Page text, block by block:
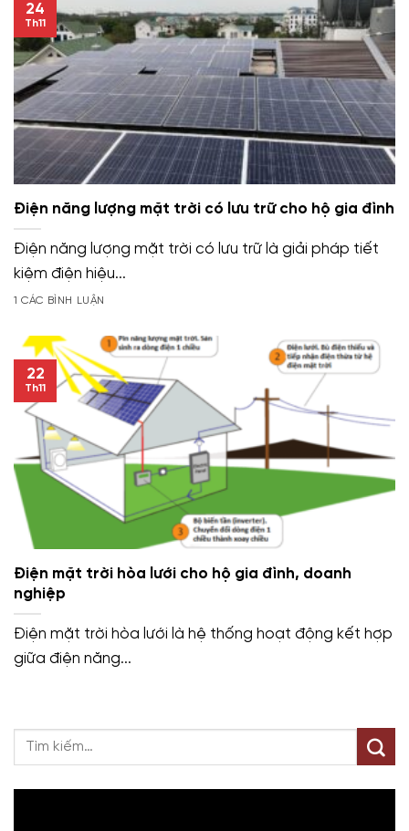
Điện năng lượng mặt trời có lưu trữ cho hộ gia đình
Điện năng lượng mặt trời có lưu trữ là giải pháp tiết
kiệm điện hiệu...
1 CÁC BÌNH LUẬN
24
Th11
Điện mặt trời hòa lưới cho hộ gia đình, doanh
nghiệp
Điện mặt trời hòa lưới là hệ thống hoạt động kết hợp
giữa điện năng...
22
Th11